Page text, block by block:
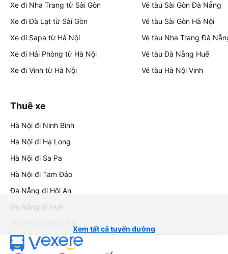
Xe đi Nha Trang từ Sài Gòn
Xe đi Đà Lạt từ Sài Gòn
Xe đi Sapa từ Hà Nội
Xe đi Hải Phòng từ Hà Nội
Xe đi Vinh từ Hà Nội
Vé tàu Sài Gòn Đà Nẵng
Vé tàu Sài Gòn Hà Nội
Vé tàu Nha Trang Đà
Vé tàu Đà Nẵng Huế
Vé tàu Hà Nội Vinh
Thuê xe
Hà Nội đi Ninh Bình
Hà Nội đi Hạ Long
Hà Nội đi Sa Pa
Hà Nội đi Tam Đảo
Đà Nẵng đi Hội An
Đà Nẵng đi Huế
Xem tất cả tuyến đường